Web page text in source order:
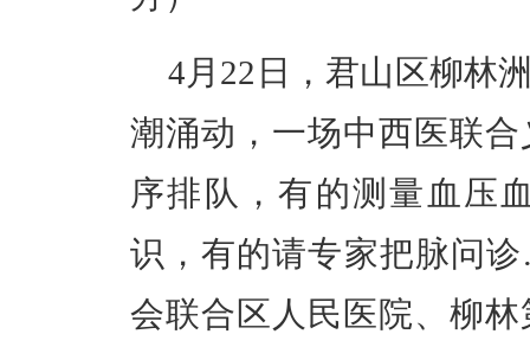
4月22日，君山区柳林
潮涌动，一场中西医联
序排队，有的测量血压
识，有的请专家把脉问
会联合区人民医院、柳